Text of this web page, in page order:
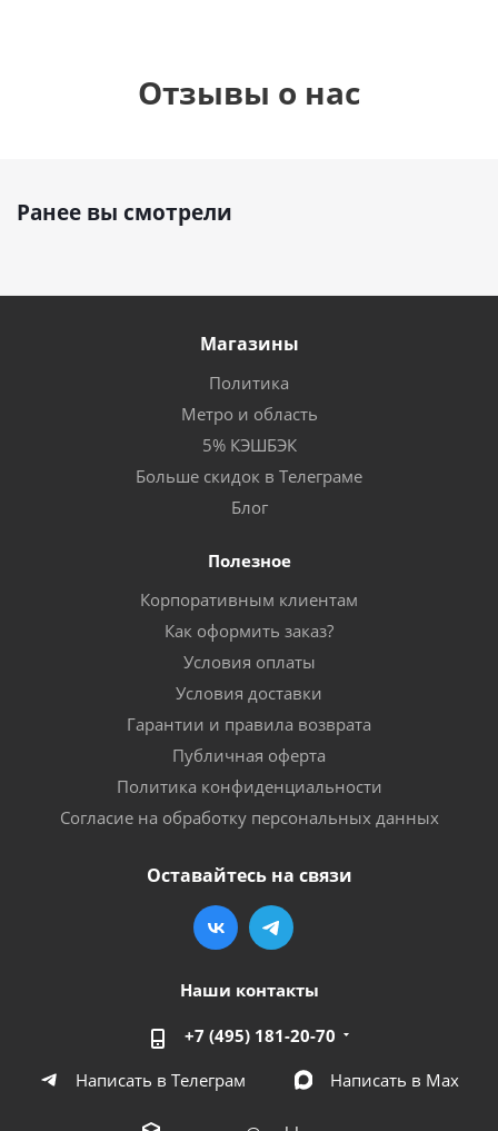
Отзывы о нас
Ранее вы смотрели
Магазины
Политика
Метро и область
5% КЭШБЭК
Больше скидок в Телеграме
Блог
Полезное
Корпоративным клиентам
Как оформить заказ?
Условия оплаты
Условия доставки
Гарантии и правила возврата
Публичная оферта
Политика конфиденциальности
Согласие на обработку персональных данных
Оставайтесь на связи
Наши контакты
+7 (495) 181-20-70
Написать в Телеграм
Написать в Мах